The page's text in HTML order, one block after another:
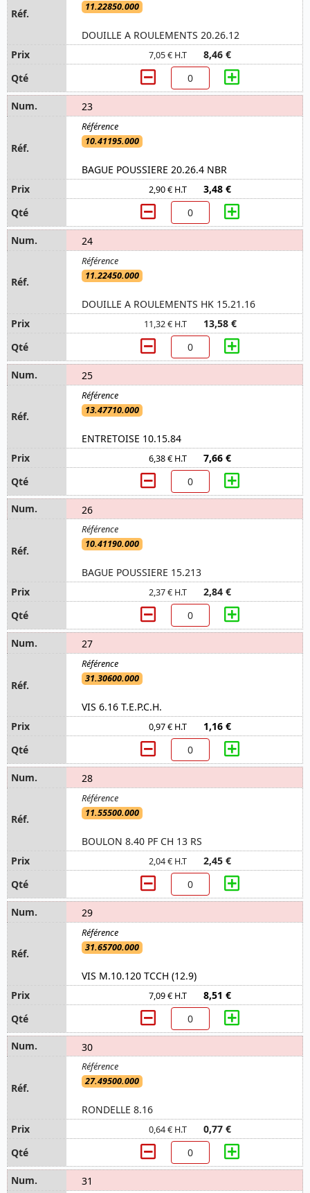
11.22850.000
DOUILLE A ROULEMENTS 20.26.12
7,05 € H.T 8,46 €
23
10.41195.000
BAGUE POUSSIERE 20.26.4 NBR
2,90 € H.T 3,48 €
24
11.22450.000
DOUILLE A ROULEMENTS HK 15.21.16
11,32 € H.T 13,58 €
25
13.47710.000
ENTRETOISE 10.15.84
6,38 € H.T 7,66 €
26
10.41190.000
BAGUE POUSSIERE 15.213
2,37 € H.T 2,84 €
27
31.30600.000
VIS 6.16 T.E.P.C.H.
0,97 € H.T 1,16 €
28
11.55500.000
BOULON 8.40 PF CH 13 RS
2,04 € H.T 2,45 €
29
31.65700.000
VIS M.10.120 TCCH (12.9)
7,09 € H.T 8,51 €
30
27.49500.000
RONDELLE 8.16
0,64 € H.T 0,77 €
31